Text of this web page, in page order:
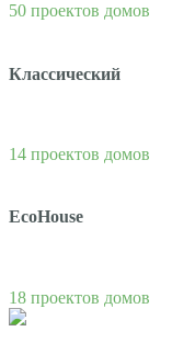
50 проектов домов
Классический
14 проектов домов
EcoHouse
18 проектов домов